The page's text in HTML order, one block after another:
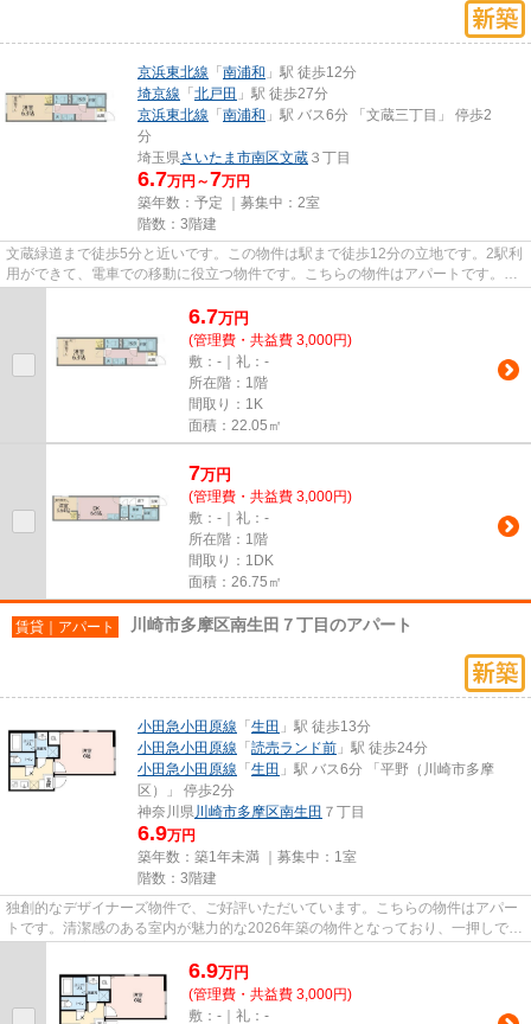
京浜東北線 「 南浦和 」駅 徒歩12分
埼京線 「 北戸田 」駅 徒歩27分
京浜東北線 「 南浦和 」駅 バス6分 「文蔵三丁目」 停歩2
分
埼玉県さいたま市南区文蔵 ３丁目
6.7万円～7万円
築年数：予定 ｜募集中： 2室
階数：3階建
文蔵緑道まで徒歩5分と近いです。この物件は駅まで徒歩12分の立地です。2駅利
用ができて、電車での移動に役立つ物件です。こちらの物件はアパートです。当
6.7万円
(管理費・共益費 3,000円)
敷：-｜礼：-
所在階：1階
間取り：1K
面積：22.05㎡
7万円
(管理費・共益費 3,000円)
敷：-｜礼：-
所在階：1階
間取り：1DK
面積：26.75㎡
賃貸｜アパート 川崎市多摩区南生田７丁目のアパート
小田急小田原線 「 生田 」駅 徒歩13分
小田急小田原線 「 読売ランド前 」駅 徒歩24分
小田急小田原線 「 生田 」駅 バス6分 「平野（川崎市多摩
区）」 停歩2分
神奈川県川崎市多摩区南生田 ７丁目
6.9万円
築年数：築1年未満 ｜募集中： 1室
階数：3階建
独創的なデザイナーズ物件で、ご好評いただいています。こちらの物件はアパー
トです。清潔感のある室内が魅力的な2026年築の物件となっており、一押しで
6.9万円
(管理費・共益費 3,000円)
敷：-｜礼：-